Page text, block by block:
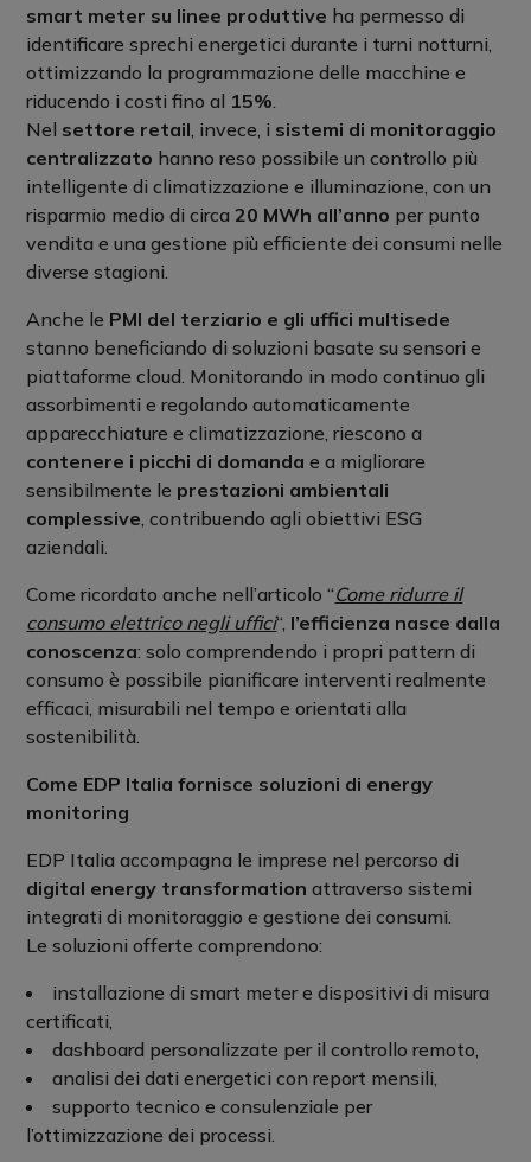
smart meter su linee produttive ha permesso di
identificare sprechi energetici durante i turni notturni,
ottimizzando la programmazione delle macchine e
riducendo i costi fino al 15%.
Nel settore retail, invece, i sistemi di monitoraggio
centralizzato hanno reso possibile un controllo più
intelligente di climatizzazione e illuminazione, con un
risparmio medio di circa20 MWh all’anno per punto
vendita e una gestione più efficiente dei consumi nelle
diverse stagioni.
Anche le PMI del terziario e gli uffici multisede
stanno beneficiando di soluzioni basate su sensori e
piattaforme cloud. Monitorando in modo continuo gli
assorbimenti e regolando automaticamente
apparecchiature e climatizzazione, riescono a
contenere i picchi di domanda e a migliorare
sensibilmente le prestazioni ambientali
complessive, contribuendo agli obiettivi ESG
aziendali.
Come ricordato anche nell’articolo “Come ridurre il
consumo elettrico negli uffici“, l’efficienza nasce dalla
conoscenza: solo comprendendo i propri pattern di
consumo è possibile pianificare interventi realmente
efficaci, misurabili nel tempo e orientati alla
sostenibilità.
Come EDP Italia fornisce soluzioni di energy
monitoring
EDP Italia accompagna le imprese nel percorso di
digital energy transformation attraverso sistemi
integrati di monitoraggio e gestione dei consumi.
Le soluzioni offerte comprendono:
installazione di smart meter e dispositivi di misura
certificati,
dashboard personalizzate per il controllo remoto,
analisi dei dati energetici con report mensili,
supporto tecnico e consulenziale per
l’ottimizzazione dei processi.